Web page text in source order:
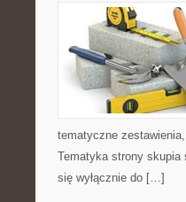
tematyczne
Tematyka strony skupia
się wyłącznie do […]